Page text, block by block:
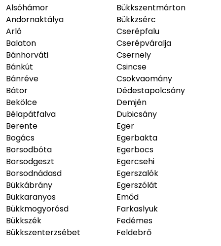
Alsóhámor
Andornaktálya
Arló
Balaton
Bánhorváti
Bánkút
Bánréve
Bátor
Bekölce
Bélapátfalva
Berente
Bogács
Borsodbóta
Borsodgeszt
Borsodnádasd
Bükkábrány
Bükkaranyos
Bükkmogyorósd
Bükkszék
Bükkszenterzsébet
Bükkszentmárton
Bükkzsérc
Cserépfalu
Cserépváralja
Csernely
Csincse
Csokvaomány
Dédestapolcsány
Demjén
Dubicsány
Eger
Egerbakta
Egerbocs
Egercsehi
Egerszalók
Egerszólát
Emőd
Farkaslyuk
Fedémes
Feldebrő